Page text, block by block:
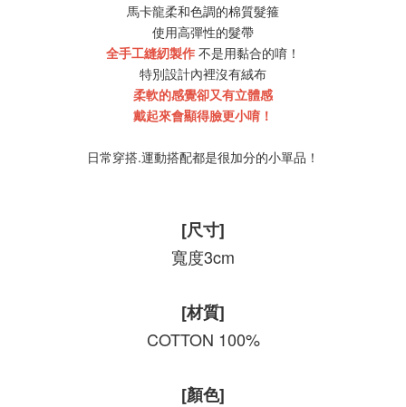
馬卡龍柔和色調的棉質髮箍
使用高彈性的髮帶
全手工縫紉製作 不是用黏合的唷！
特別設計內裡沒有絨布
柔軟的感覺卻又有立體感
戴起來會顯得臉更小唷！
日常穿搭.運動搭配都是很加分的小單品！
[尺寸]
寬度3cm
[材質]
COTTON 100%
[顏色]